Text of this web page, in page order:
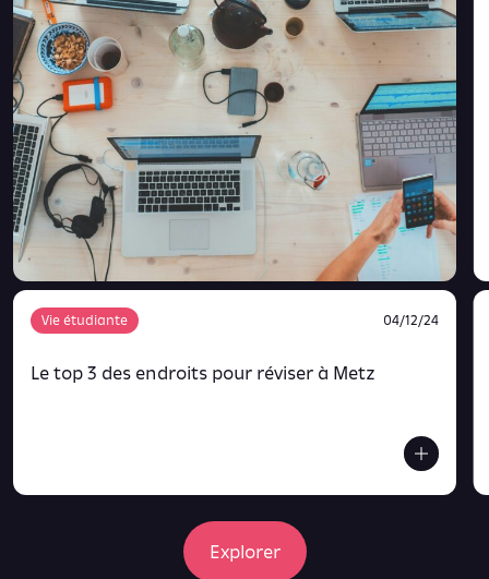
Vie étudiante 04/12/24
Le top 3 des endroits pour réviser à Metz
Explorer